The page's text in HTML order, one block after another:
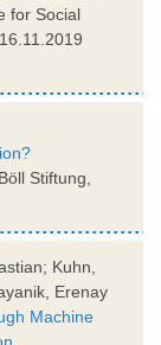
for Social
Stiftung,
Kuhn,
Erenay
Machine